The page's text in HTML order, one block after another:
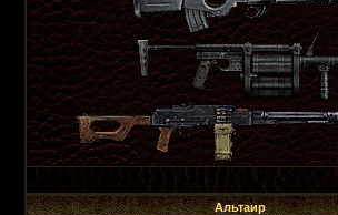
Альтаир